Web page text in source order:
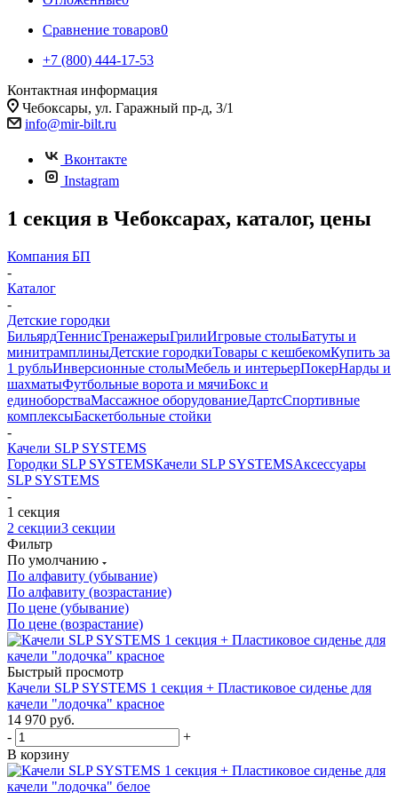
Сравнение товаров0
+7 (800) 444-17-53
Контактная информация
Чебоксары, ул. Гаражный пр-д, 3/1
info@mir-bilt.ru
Вконтакте
Instagram
1 секция в Чебоксарах, каталог, цены
Компания БП
-
Каталог
-
Детские городки
БильярдТеннисТренажерыГрилиИгровые столыБатуты и
минитрамплиныДетские городкиТовары с кешбекомКупить за
1 рубльИнверсионные столыМебель и интерьерПокерНарды и
шахматыФутбольные ворота и мячиБокс и
единоборстваМассажное оборудованиеДартсСпортивные
комплексыБаскетбольные стойки
-
Качели SLP SYSTEMS
Городки SLP SYSTEMSКачели SLP SYSTEMSАксессуары
SLP SYSTEMS
-
1 секция
2 секции3 секции
Фильтр
По умолчанию
По алфавиту (убывание)
По алфавиту (возрастание)
По цене (убывание)
По цене (возрастание)
Быстрый просмотр
Качели SLP SYSTEMS 1 секция + Пластиковое сиденье для
качели "лодочка" красное
14 970 руб.
-
+
В корзину